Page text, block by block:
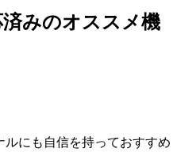
みのオススメ機
ルにも自信を持っておすすめ